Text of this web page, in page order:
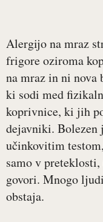
Alergijo na mraz
frigore oziroma
na mraz in ni nova
ki sodi med
koprivnice, ki jih
dejavniki. Bolezen
učinkovitim
samo v
govori. Mnogo
obstaja.